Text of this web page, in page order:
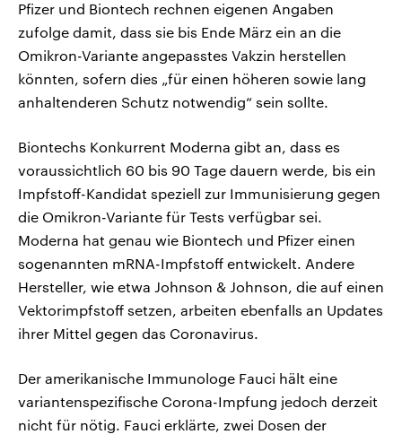
Pfizer und Biontech rechnen eigenen Angaben
zufolge damit, dass sie bis Ende März ein an die
Omikron-Variante angepasstes Vakzin herstellen
könnten, sofern dies „für einen höheren sowie lang
anhaltenderen Schutz notwendig“ sein sollte.
Biontechs Konkurrent Moderna gibt an, dass es
voraussichtlich 60 bis 90 Tage dauern werde, bis ein
Impfstoff-Kandidat speziell zur Immunisierung gegen
die Omikron-Variante für Tests verfügbar sei.
Moderna hat genau wie Biontech und Pfizer einen
sogenannten mRNA-Impfstoff entwickelt. Andere
Hersteller, wie etwa Johnson & Johnson, die auf einen
Vektorimpfstoff setzen, arbeiten ebenfalls an Updates
ihrer Mittel gegen das Coronavirus.
Der amerikanische Immunologe Fauci hält eine
variantenspezifische Corona-Impfung jedoch derzeit
nicht für nötig. Fauci erklärte, zwei Dosen der